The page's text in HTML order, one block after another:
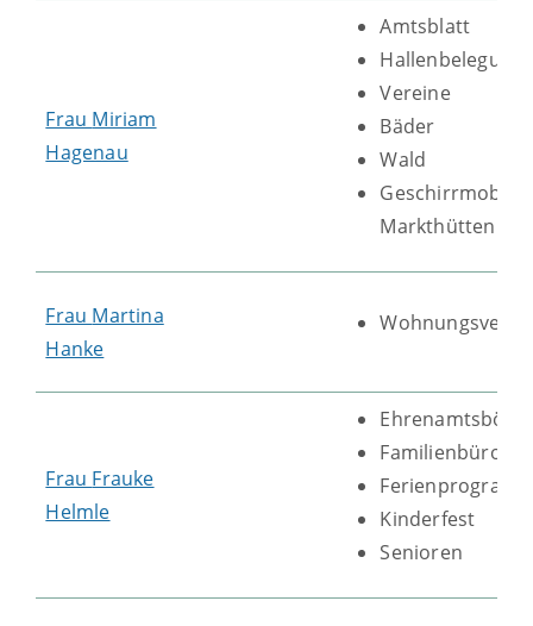
Frau Miriam
Hagenau
Amtsblatt
Hallenbelegung
Vereine
Bäder
Wald
Geschirrmobil/
Markthütten etc.
Frau Martina
Hanke
Frau Frauke
Helmle
Familienbüro
Kinderfest
Senioren